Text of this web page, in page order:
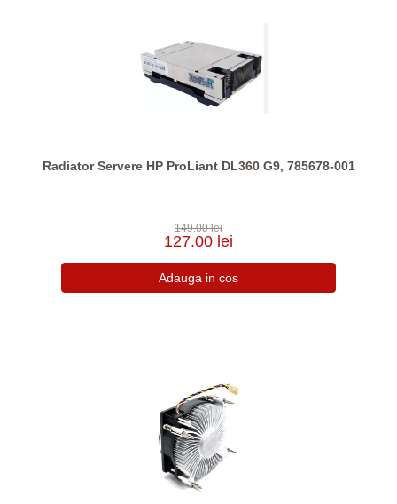
Radiator Servere HP ProLiant DL360 G9, 785678-001
149.00 lei
127.00 lei